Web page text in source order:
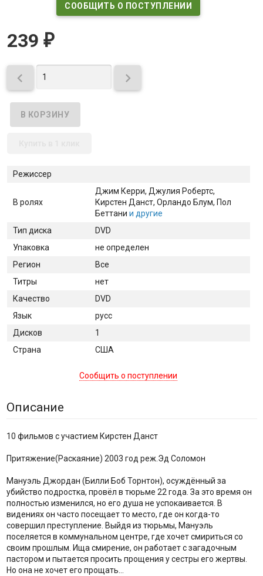
СООБЩИТЬ О ПОСТУПЛЕНИИ
239 ₽
 
Режиссер
В ролях
Джим Керри, Джулия Робертс,
Кирстен Данст, Орландо Блум, Пол
Беттани и другие
Тип диска
DVD
Упаковка
не определен
Регион
Все
Титры
нет
Качество
DVD
Язык
русс
Дисков
1
Страна
США
Сообщить о поступлении
Описание
10 фильмов с участием Кирстен Данст
Притяжение(Раскаяние) 2003 год реж.Эд Соломон
Мануэль Джордан (Билли Боб Торнтон), осуждённый за
убийство подростка, провёл в тюрьме 22 года. За это время он
полностью изменился, но его душа не успокаивается. В
видениях он часто посещает то место, где он когда-то
совершил преступление. Выйдя из тюрьмы, Мануэль
поселяется в коммунальном центре, где хочет смириться со
своим прошлым. Ища смирение, он работает с загадочным
пастором и пытается просить прощения у сестры его жертвы.
Но она не хочет его прощать…